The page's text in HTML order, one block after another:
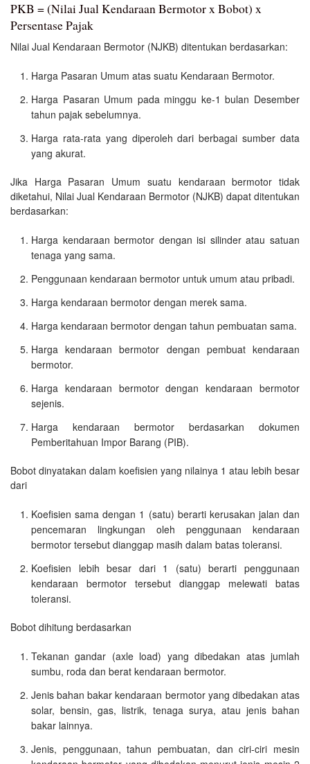
PKB = (Nilai Jual Kendaraan Bermotor x Bobot) x
Persentase Pajak
Nilai Jual Kendaraan Bermotor (NJKB) ditentukan berdasarkan:
Harga Pasaran Umum atas suatu Kendaraan Bermotor.
Harga Pasaran Umum pada minggu ke-1 bulan Desember
tahun pajak sebelumnya.
Harga rata-rata yang diperoleh dari berbagai sumber data
yang akurat.
Jika Harga Pasaran Umum suatu kendaraan bermotor tidak
diketahui, Nilai Jual Kendaraan Bermotor (NJKB) dapat ditentukan
berdasarkan:
Harga kendaraan bermotor dengan isi silinder atau satuan
tenaga yang sama.
Penggunaan kendaraan bermotor untuk umum atau pribadi.
Harga kendaraan bermotor dengan merek sama.
Harga kendaraan bermotor dengan tahun pembuatan sama.
Harga kendaraan bermotor dengan pembuat kendaraan
bermotor.
Harga kendaraan bermotor dengan kendaraan bermotor
sejenis.
Harga kendaraan bermotor berdasarkan dokumen
Pemberitahuan Impor Barang (PIB).
Bobot dinyatakan dalam koefisien yang nilainya 1 atau lebih besar
dari
Koefisien sama dengan 1 (satu) berarti kerusakan jalan dan
pencemaran lingkungan oleh penggunaan kendaraan
bermotor tersebut dianggap masih dalam batas toleransi.
Koefisien lebih besar dari 1 (satu) berarti penggunaan
kendaraan bermotor tersebut dianggap melewati batas
toleransi.
Bobot dihitung berdasarkan
Tekanan gandar (axle load) yang dibedakan atas jumlah
sumbu, roda dan berat kendaraan bermotor.
Jenis bahan bakar kendaraan bermotor yang dibedakan atas
solar, bensin, gas, listrik, tenaga surya, atau jenis bahan
bakar lainnya.
Jenis, penggunaan, tahun pembuatan, dan ciri-ciri mesin